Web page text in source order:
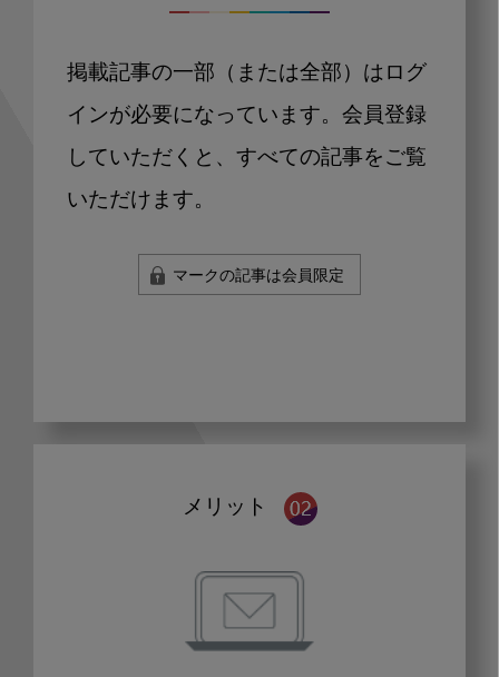
掲載記事の一部（または全部）はログ
インが必要になっています。会員登録
していただくと、すべての記事をご覧
いただけます。
マークの記事は会員限定
メリット